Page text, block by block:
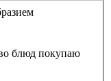
блюд покупаю